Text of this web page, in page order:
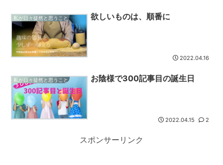
私が日々徒然と思うこと 欲しいものは、順番に
2022.04.16
私が日々徒然と思うこと お陰様で300記事目の誕生日
2022.04.15 2
スポンサーリンク